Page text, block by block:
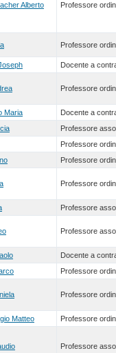
Alberto Professore
Professore
Docente a
Professore
Maria
Docente a
Professore
Professore
Professore
Professore
Professore
Professore
Docente a
Professore
Professore
Matteo Professore
Professore